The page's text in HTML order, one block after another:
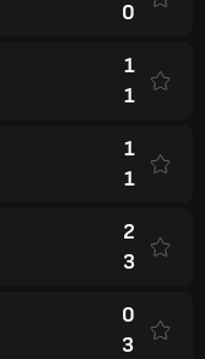
0
1
1
1
1
2
3
0
3